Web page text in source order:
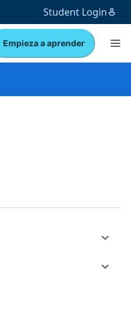
Student Login
Empieza a aprender